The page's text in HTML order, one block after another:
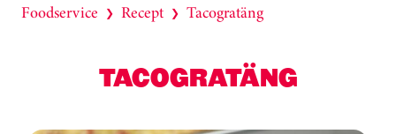
Foodservice ❯ Recept ❯ Tacogratäng
TACOGRATÄNG